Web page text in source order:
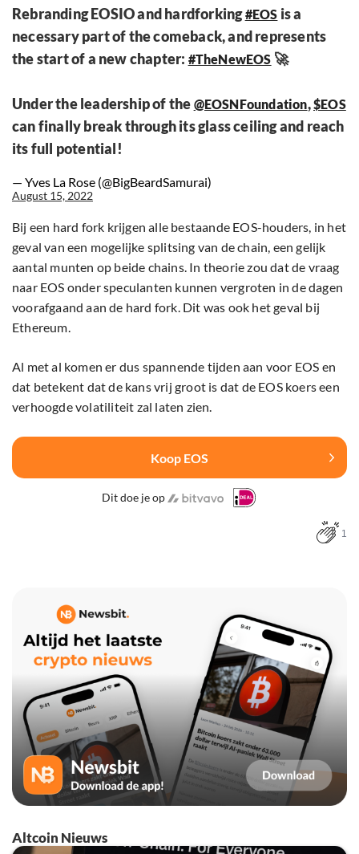
Rebranding EOSIO and hardforking#EOS is a
necessary part of the comeback, and represents
the start of a new chapter: #TheNewEOS 🚀
Under the leadership of the @EOSNFoundation,$EOS
can finally break through its glass ceiling and reach
its full potential!
— Yves La Rose (@BigBeardSamurai)
August 15, 2022
Bij een hard fork krijgen alle bestaande EOS-houders, in het
geval van een mogelijke splitsing van de chain, een gelijk
aantal munten op beide chains. In theorie zou dat de vraag
naar EOS onder speculanten kunnen vergroten in de dagen
voorafgaand aan de hard fork. Dit was ook het geval bij
Ethereum.
Al met al komen er dus spannende tijden aan voor EOS en
dat betekent dat de kans vrij groot is dat de EOS koers een
verhoogde volatiliteit zal laten zien.
Koop EOS
Dit doe je op
1
Altcoin Nieuws